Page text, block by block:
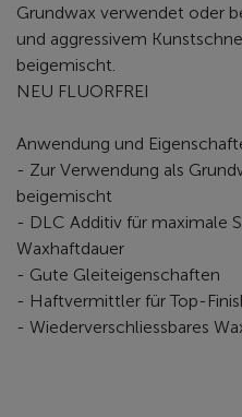
Grundwax verwendet oder
und aggressivem
beigemischt.
NEU FLUORFREI
Anwendung und
- Zur Verwendung als
beigemischt
- DLC Additiv für maximale
Waxhaftdauer
- Gute Gleiteigenschaften
- Haftvermittler für Top-
- Wiederverschliessbares